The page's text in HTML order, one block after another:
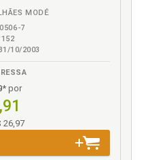
de Regularização
de Regularização
Consolidadas, p. 92
de Regularização
MODÉ
7
152
10/2003
* por
26,97